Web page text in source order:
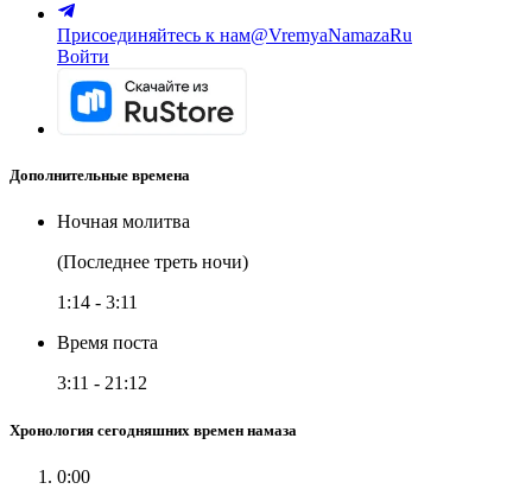
Присоединяйтесь к нам@VremyaNamazaRu
Войти
Дополнительные времена
Ночная молитва
(Последнее треть ночи)
1:14 - 3:11
Время поста
3:11 - 21:12
Хронология сегодняшних времен намаза
0:00